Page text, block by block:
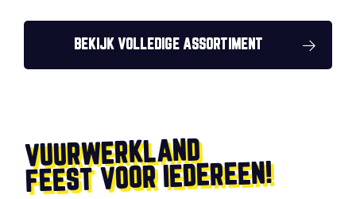
BEKIJK VOLLEDIGE ASSORTIMENT
VUURWERKLAND
FEEST VOOR IEDEREEN!